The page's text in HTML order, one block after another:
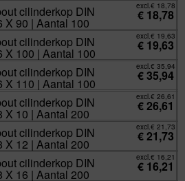
cilinderkop DIN
X 90 | Aantal 100
excl.€ 18,78
€ 18,78
cilinderkop DIN
X 100 | Aantal 100
excl.€ 19,63
€ 19,63
cilinderkop DIN
X 110 | Aantal 100
excl.€ 35,94
€35,94
cilinderkop DIN
X 10 | Aantal 200
excl.€ 26,61
€26,61
cilinderkop DIN
X 12 | Aantal 200
excl.€ 21,73
€21,73
cilinderkop DIN
X 16 | Aantal 200
excl.€ 16,21
€ 16,21